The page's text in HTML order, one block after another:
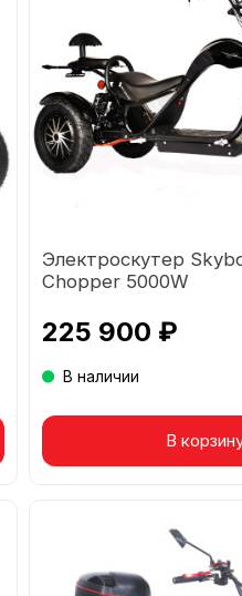
Товар в корзине
Электроскутер
Chopper 5000W
225 900 ₽
В наличии
В